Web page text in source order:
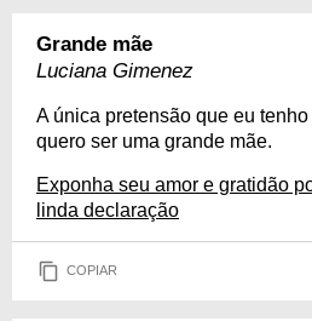
Grande mãe
Luciana Gimenez
A única pretensão que eu
quero ser uma grande mãe.
Exponha seu amor e gratidão
linda declaração
COPIAR